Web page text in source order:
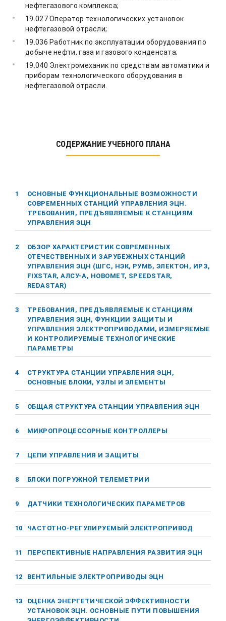
нефтегазового комплекса;
19.027 Оператор технологических установок
нефтегазовой отрасли;
19.036 Работник по эксплуатации оборудования по
добыче нефти, газа и газового конденсата;
19.040 Электромеханик по средствам автоматики и
приборам технологического оборудования в
нефтегазовой отрасли.
СОДЕРЖАНИЕ УЧЕБНОГО ПЛАНА
ОСНОВНЫЕ ФУНКЦИОНАЛЬНЫЕ ВОЗМОЖНОСТИ
СОВРЕМЕННЫХ СТАНЦИЙ УПРАВЛЕНИЯ ЭЦН.
ТРЕБОВАНИЯ, ПРЕДЪЯВЛЯЕМЫЕ К СТАНЦИЯМ
УПРАВЛЕНИЯ ЭЦН
1
ОБЗОР ХАРАКТЕРИСТИК СОВРЕМЕННЫХ
ОТЕЧЕСТВЕННЫХ И ЗАРУБЕЖНЫХ СТАНЦИЙ
УПРАВЛЕНИЯ ЭЦН (ШГС, НЭК, РУМБ, ЭЛЕКТОН, ИРЗ,
FIXSTAR,АЛСУ-А, НОВОМЕТ, SPEEDSTAR,
REDASTAR)
2
ТРЕБОВАНИЯ, ПРЕДЪЯВЛЯЕМЫЕ К СТАНЦИЯМ
УПРАВЛЕНИЯ ЭЦН, ФУНКЦИИ ЗАЩИТЫ И
УПРАВЛЕНИЯ ЭЛЕКТРОПРИВОДАМИ, ИЗМЕРЯЕМЫЕ
И КОНТРОЛИРУЕМЫЕ ТЕХНОЛОГИЧЕСКИЕ
ПАРАМЕТРЫ
3
СТРУКТУРА СТАНЦИИ УПРАВЛЕНИЯ ЭЦН,
ОСНОВНЫЕ БЛОКИ, УЗЛЫ И ЭЛЕМЕНТЫ
4
ОБЩАЯ СТРУКТУРА СТАНЦИИ УПРАВЛЕНИЯ ЭЦН
5
МИКРОПРОЦЕССОРНЫЕ КОНТРОЛЛЕРЫ
6
ЦЕПИ УПРАВЛЕНИЯ И ЗАЩИТЫ
7
БЛОКИ ПОГРУЖНОЙ ТЕЛЕМЕТРИИ
8
ДАТЧИКИ ТЕХНОЛОГИЧЕСКИХ ПАРАМЕТРОВ
9
ЧАСТОТНО-РЕГУЛИРУЕМЫЙ ЭЛЕКТРОПРИВОД
10
ПЕРСПЕКТИВНЫЕ НАПРАВЛЕНИЯ РАЗВИТИЯ ЭЦН
11
ВЕНТИЛЬНЫЕ ЭЛЕКТРОПРИВОДЫ ЭЦН
12
ОЦЕНКА ЭНЕРГЕТИЧЕСКОЙ ЭФФЕКТИВНОСТИ
УСТАНОВОК ЭЦН. ОСНОВНЫЕ ПУТИ ПОВЫШЕНИЯ
13